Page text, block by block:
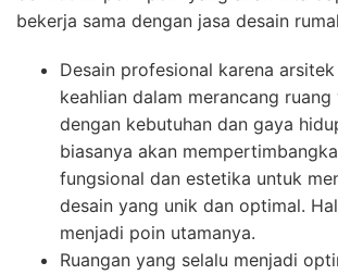
bekerja sama dengan jasa desain
Desain profesional karena
keahlian dalam merancang ruang
dengan kebutuhan dan gaya
biasanya akan
fungsional dan estetika untuk
desain yang unik dan optimal.
menjadi poin utamanya.
Ruangan yang selalu menjadi